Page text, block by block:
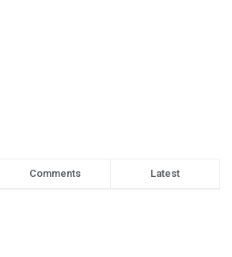
Comments Latest